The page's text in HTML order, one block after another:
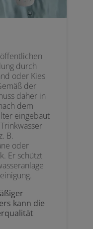
durch
oder Kies
der
daher in
dem
eingebaut
B.
oder
Er schützt
kann die